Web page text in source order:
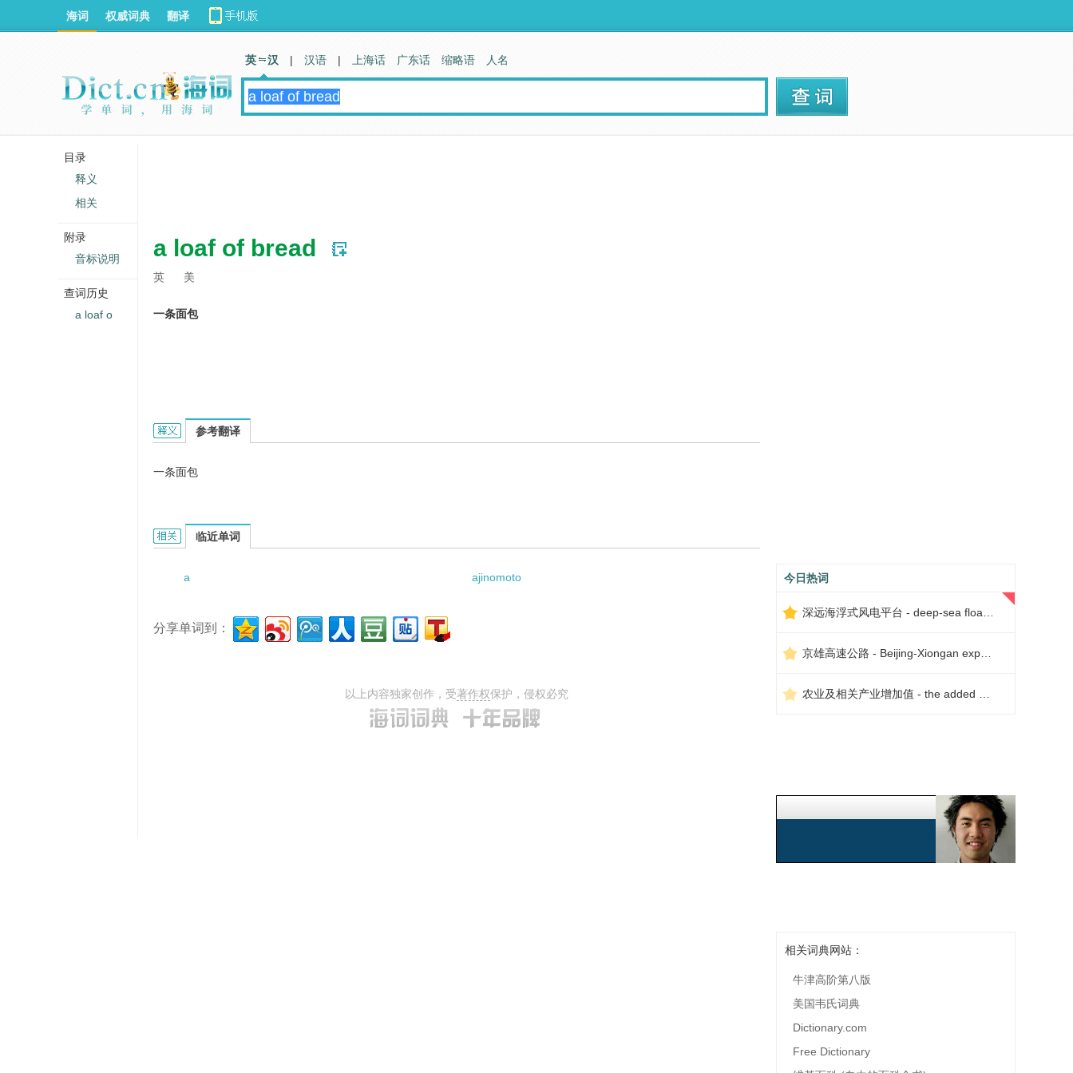
a loaf of bread
英 美
一条面包
a loaf of bread的英文翻译是什么意思，词典释义与在线翻译：
参考翻译
一条面包
a loaf of bread的相关资料：
临近单词
a ajinomoto
分享单词到：
以上内容独家创作，受著作权保护，侵权必究
今日热词
相关词典网站：
牛津高阶第八版
美国韦氏词典
Dictionary.com
Free Dictionary
海词 权威词典 翻译
英 汉 | 汉语 | 上海话 广东话 缩略语 人名
目录
释义
相关
附录
音标说明
查词历史
a loaf o